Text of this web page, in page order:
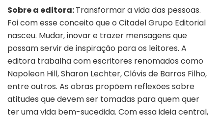
Sobre a editora:Transformar a vida das pessoas.
Foi com esse conceito que o Citadel Grupo Editorial
nasceu. Mudar, inovar e trazer mensagens que
possam servir de inspiração para os leitores. A
editora trabalha com escritores renomados como
Napoleon Hill, Sharon Lechter, Clóvis de Barros Filho,
entre outros. As obras propõem reflexões sobre
atitudes que devem ser tomadas para quem quer
ter uma vida bem-sucedida. Com essa ideia central,